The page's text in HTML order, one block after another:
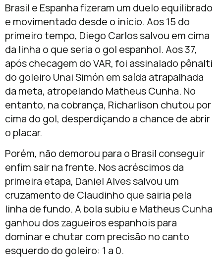
Brasil e Espanha fizeram um duelo equilibrado
e movimentado desde o início. Aos 15 do
primeiro tempo, Diego Carlos salvou em cima
da linha o que seria o gol espanhol. Aos 37,
após checagem do VAR, foi assinalado pênalti
do goleiro Unai Simón em saída atrapalhada
da meta, atropelando Matheus Cunha. No
entanto, na cobrança, Richarlison chutou por
cima do gol, desperdiçando a chance de abrir
o placar.
Porém, não demorou para o Brasil conseguir
enfim sair na frente. Nos acréscimos da
primeira etapa, Daniel Alves salvou um
cruzamento de Claudinho que sairia pela
linha de fundo. A bola subiu e Matheus Cunha
ganhou dos zagueiros espanhois para
dominar e chutar com precisão no canto
esquerdo do goleiro: 1 a 0.